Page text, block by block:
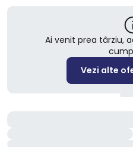
Ai venit prea târziu,
Vezi alte